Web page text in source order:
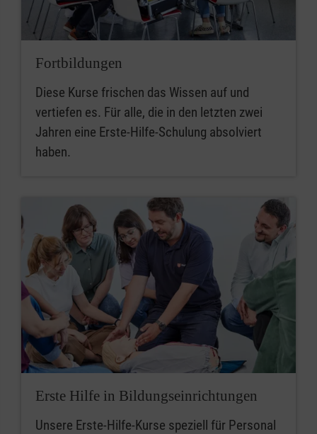
Fortbildungen
Diese Kurse frischen das Wissen auf und
vertiefen es. Für alle, die in den letzten zwei
Jahren eine Erste-Hilfe-Schulung absolviert
haben.
Erste Hilfe in Bildungseinrichtungen
Unsere Erste-Hilfe-Kurse speziell für Personal